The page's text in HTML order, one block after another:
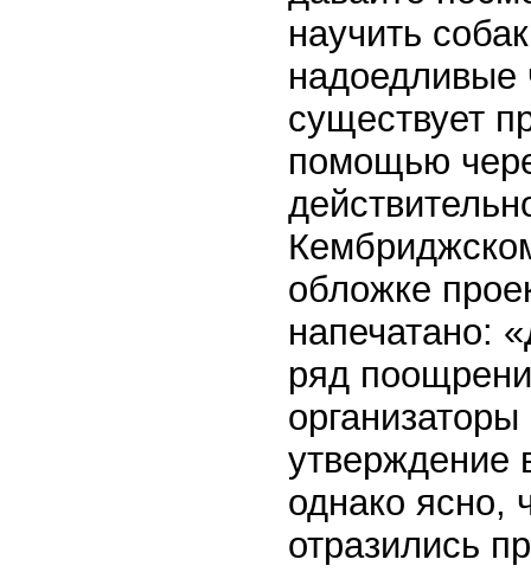
научить
надоедливые
существует
помощью
обложке
напечатано:
ряд
утверждение
однако ясно,
отразились